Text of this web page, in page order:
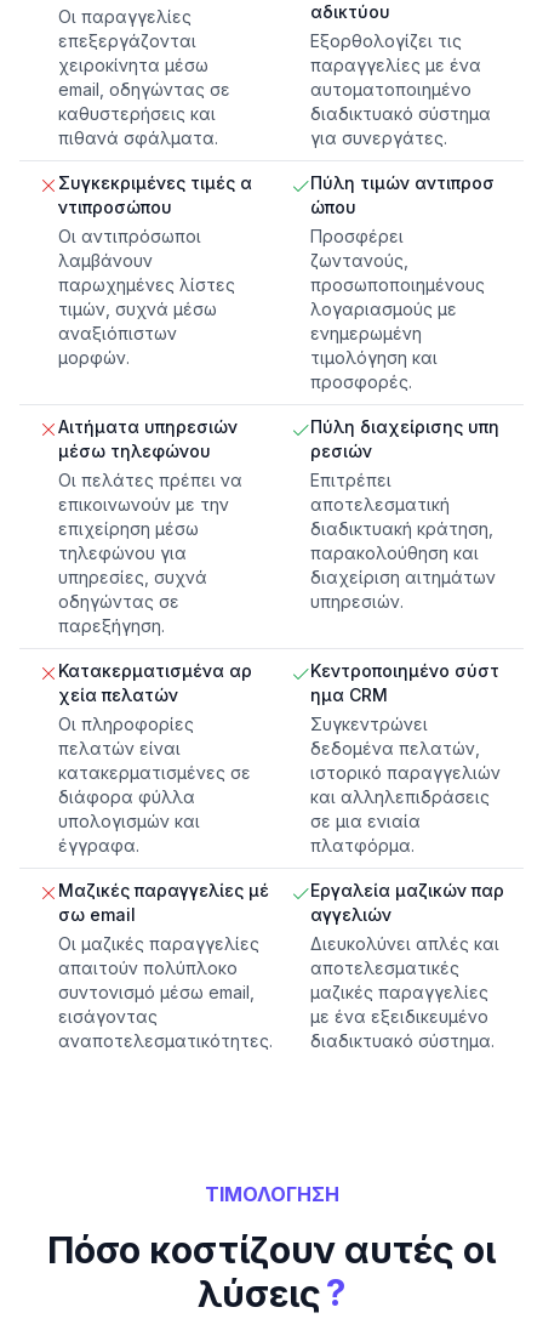
Οι παραγγελίες
επεξεργάζονται
χειροκίνητα μέσω
email, οδηγώντας σε
καθυστερήσεις και
πιθανά σφάλματα.
αδικτύου
Εξορθολογίζει τις
παραγγελίες με ένα
αυτοματοποιημένο
διαδικτυακό σύστημα
για συνεργάτες.
Συγκεκριμένες τιμές α
ντιπροσώπου
Οι αντιπρόσωποι
λαμβάνουν
παρωχημένες λίστες
τιμών, συχνά μέσω
αναξιόπιστων
μορφών.
Πύλη τιμών αντιπροσ
ώπου
Προσφέρει
ζωντανούς,
προσωποποιημένους
λογαριασμούς με
ενημερωμένη
τιμολόγηση και
προσφορές.
Αιτήματα υπηρεσιών
μέσω τηλεφώνου
Οι πελάτες πρέπει να
επικοινωνούν με την
επιχείρηση μέσω
τηλεφώνου για
υπηρεσίες, συχνά
οδηγώντας σε
παρεξήγηση.
Πύλη διαχείρισης υπη
ρεσιών
Επιτρέπει
αποτελεσματική
διαδικτυακή κράτηση,
παρακολούθηση και
διαχείριση αιτημάτων
υπηρεσιών.
Κατακερματισμένα αρ
χεία πελατών
Οι πληροφορίες
πελατών είναι
κατακερματισμένες σε
διάφορα φύλλα
υπολογισμών και
έγγραφα.
Κεντροποιημένο σύστ
ημα CRM
Συγκεντρώνει
δεδομένα πελατών,
ιστορικό παραγγελιών
και αλληλεπιδράσεις
σε μια ενιαία
πλατφόρμα.
Μαζικές παραγγελίες μέ
σω email
Οι μαζικές παραγγελίες
απαιτούν πολύπλοκο
συντονισμό μέσω email,
εισάγοντας
αναποτελεσματικότητες.
Εργαλεία μαζικών παρ
αγγελιών
Διευκολύνει απλές και
αποτελεσματικές
μαζικές παραγγελίες
με ένα εξειδικευμένο
διαδικτυακό σύστημα.
ΤΙΜΟΛΟΓΗΣΗ
Πόσο κοστίζουν αυτές οι
λύσεις?